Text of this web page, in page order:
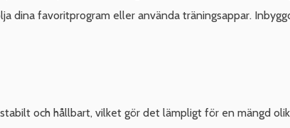
dina favoritprogram eller använda träningsappar.
och hållbart, vilket gör det lämpligt för en mängd